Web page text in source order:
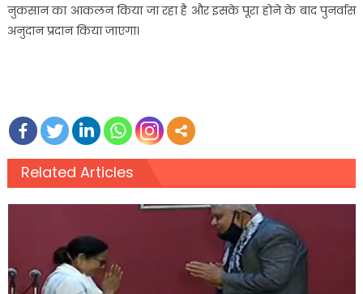
नुकसान का आकलन किया जा रहा है और इसके पूरा होने के बाद पुनर्वास
अनुदान प्रदान किया जाएगा।
Related Articles